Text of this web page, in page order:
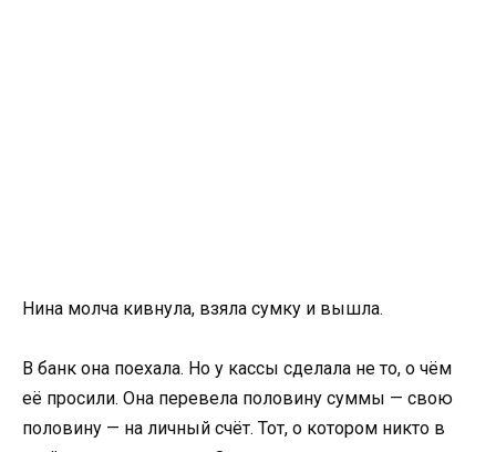
Нина молча кивнула, взяла сумку и вышла.
В банк она поехала. Но у кассы сделала не то, о чём
её просили. Она перевела половину суммы — свою
половину — на личный счёт. Тот, о котором никто в